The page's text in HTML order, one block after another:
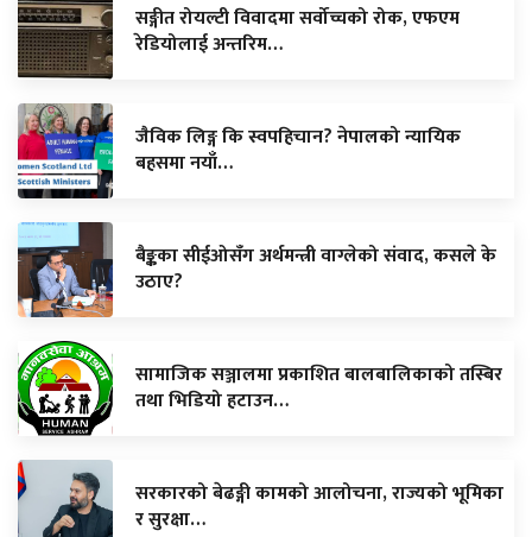
सङ्गीत रोयल्टी विवादमा सर्वोच्चको रोक, एफएम
रेडियोलाई अन्तरिम…
जैविक लिङ्ग कि स्वपहिचान? नेपालको न्यायिक
बहसमा नयाँ…
बैङ्कका सीईओसँग अर्थमन्त्री वाग्लेको संवाद, कसले के
उठाए?
सामाजिक सञ्जालमा प्रकाशित बालबालिकाको तस्बिर
तथा भिडियो हटाउन…
सरकारको बेढङ्गी कामको आलोचना, राज्यको भूमिका
र सुरक्षा…